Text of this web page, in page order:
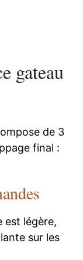
gateau
de 3
final :
est légère,
sur les